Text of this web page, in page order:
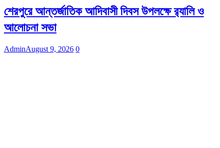
শেরপুরে আন্তর্জাতিক আদিবাসী দিবস উপলক্ষে র‌্যালি ও
আলোচনা সভা
AdminAugust 9, 2026 0